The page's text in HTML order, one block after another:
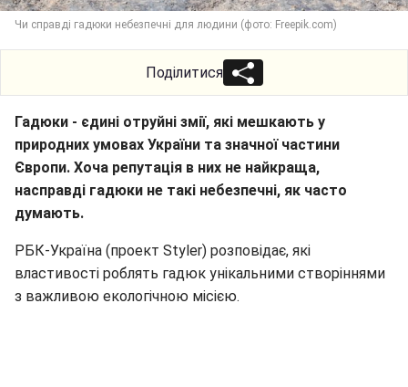
Чи справді гадюки небезпечні для людини (фото: Freepik.com)
Поділитися
Гадюки - єдині отруйні змії, які мешкають у
природних умовах України та значної частини
Європи. Хоча репутація в них не найкраща,
насправді гадюки не такі небезпечні, як часто
думають.
РБК-Україна (проект Styler) розповідає, які
властивості роблять гадюк унікальними створіннями
з важливою екологічною місією.